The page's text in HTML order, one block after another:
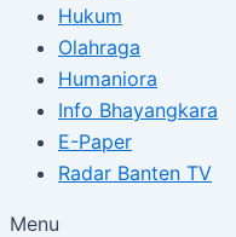
Hukum
Olahraga
Humaniora
Info Bhayangkara
E-Paper
Radar Banten TV
Menu